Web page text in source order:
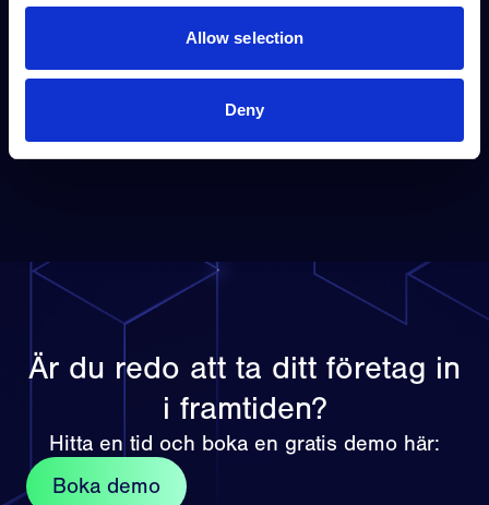
Allow selection
Deny
Se alla projekt
Föregående projekt Nästa projekt
Är du redo att ta ditt företag in
i framtiden?
Hitta en tid och boka en gratis demo här:
Boka demo